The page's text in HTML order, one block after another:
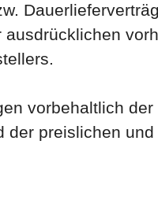
ausdrücklichen
vorbehaltlich
der preislichen